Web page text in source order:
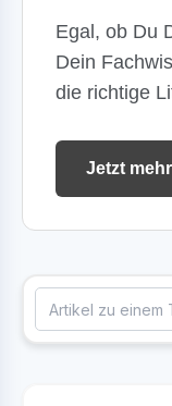
Egal, ob Du
Dein
die richtige
Jetzt